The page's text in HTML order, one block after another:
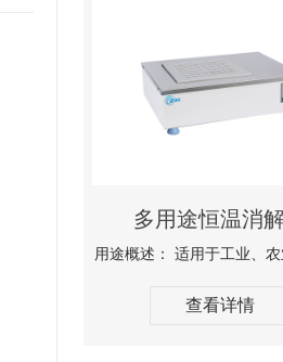
多用途恒温消
查看详情